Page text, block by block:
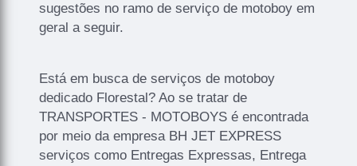
sugestões no ramo de serviço de motoboy em
geral a seguir.
Está em busca de serviços de motoboy
dedicado Florestal? Ao se tratar de
TRANSPORTES - MOTOBOYS é encontrada
por meio da empresa BH JET EXPRESS
serviços como Entregas Expressas, Entrega